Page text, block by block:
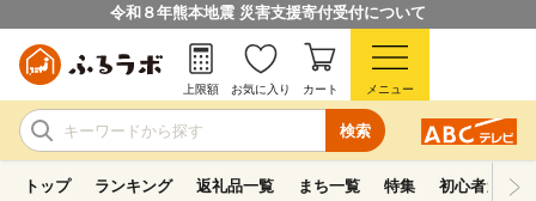
令和８年熊本地震 災害支援寄付受付について
検索
上限額 お気に入り カート メニュー
トップ ランキング 返礼品一覧 まち一覧 特集 初心者ガイド